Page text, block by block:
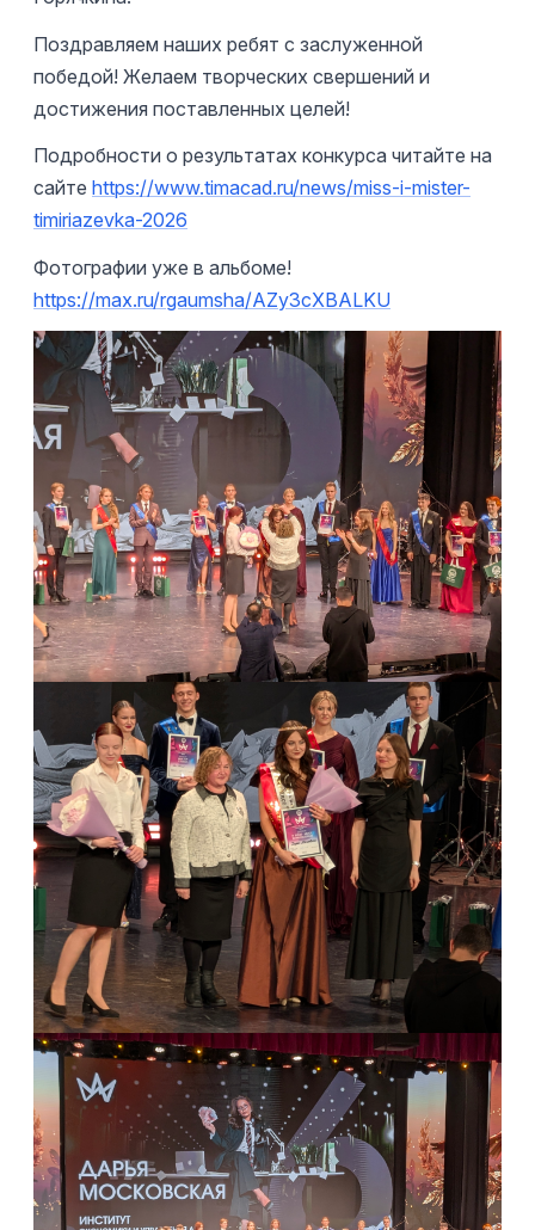
Поздравляем наших ребят с заслуженной
победой! Желаем творческих свершений и
достижения поставленных целей!
Подробности о результатах конкурса читайте на
сайте https://www.timacad.ru/news/miss-i-mister-
timiriazevka-2026
Фотографии уже в альбоме!
https://max.ru/rgaumsha/AZy3cXBALKU